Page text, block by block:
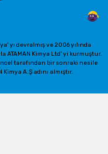
yı devralmış ve 2006 yılında
ATAMAN Kimya Ltd' yi kurmuştur.
tarafından bir sonraki nesile
A.Ş adını almıştır.